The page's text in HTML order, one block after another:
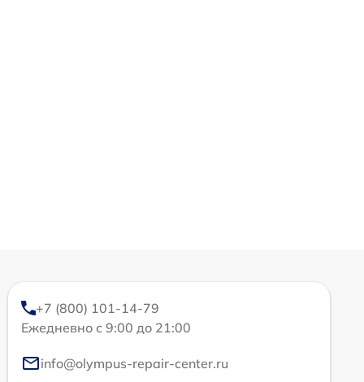
+7 (800) 101-14-79
Ежедневно с 9:00 до 21:00
info@olympus-repair-center.ru